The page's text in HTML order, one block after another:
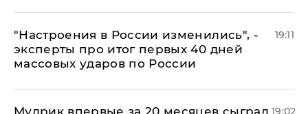
"Настроения в России изменились", -
эксперты про итог первых 40 дней
массовых ударов по России
19:11
Мудрик впервые за 20 месяцев сыграл 19:02